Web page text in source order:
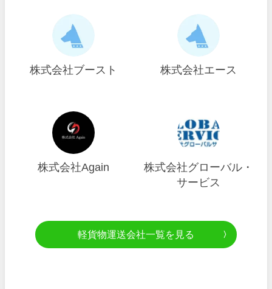
株式会社ブースト 株式会社エース
株式会社Again
株式会社グローバル・
サービス
軽貨物運送会社一覧を見る